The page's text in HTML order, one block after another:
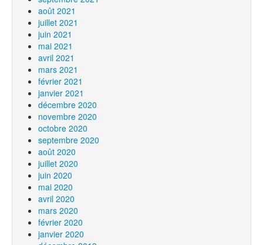
août 2021
juillet 2021
juin 2021
mai 2021
avril 2021
mars 2021
février 2021
janvier 2021
décembre 2020
novembre 2020
octobre 2020
septembre 2020
août 2020
juillet 2020
juin 2020
mai 2020
avril 2020
mars 2020
février 2020
janvier 2020